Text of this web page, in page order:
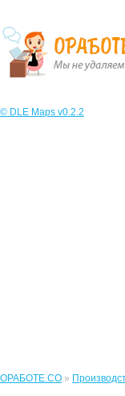
© DLE Maps v0.2.2
ОРАБОТЕ.CO »